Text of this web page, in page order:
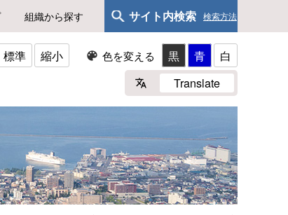
組織から探す サイト内検索 検索方法
標準 縮小 色を変える 黒 青
白
Translate